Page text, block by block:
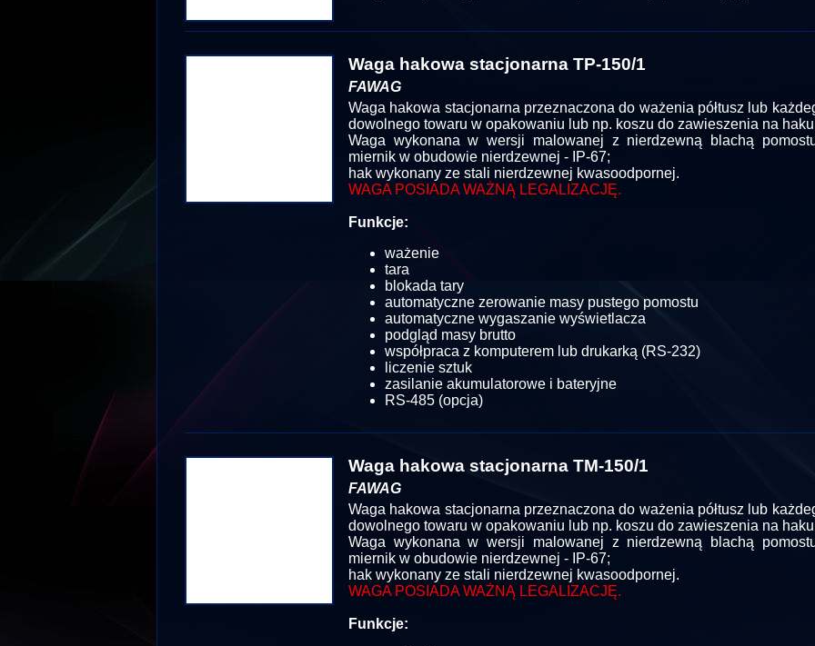
Waga hakowa stacjonarna TP-150/1
FAWAG
Waga hakowa stacjonarna przeznaczona do ważenia półtusz lub
dowolnego towaru w opakowaniu lub np. koszu do zawieszenia na
Waga wykonana w wersji malowanej z nierdzewną blachą
miernik w obudowie nierdzewnej - IP-67;
hak wykonany ze stali nierdzewnej kwasoodpornej.
WAGA POSIADA WAŻNĄ LEGALIZACJĘ.
Funkcje:
ważenie
tara
blokada tary
automatyczne zerowanie masy pustego pomostu
automatyczne wygaszanie wyświetlacza
podgląd masy brutto
współpraca z komputerem lub drukarką (RS-232)
liczenie sztuk
zasilanie akumulatorowe i bateryjne
RS-485 (opcja)
Waga hakowa stacjonarna TM-150/1
FAWAG
Waga hakowa stacjonarna przeznaczona do ważenia półtusz lub
dowolnego towaru w opakowaniu lub np. koszu do zawieszenia na
Waga wykonana w wersji malowanej z nierdzewną blachą
miernik w obudowie nierdzewnej - IP-67;
hak wykonany ze stali nierdzewnej kwasoodpornej.
WAGA POSIADA WAŻNĄ LEGALIZACJĘ.
Funkcje: